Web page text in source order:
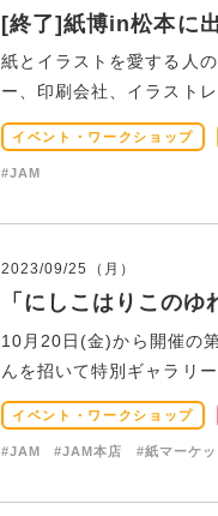
[終了]紙博in松本に
紙とイラストを愛する人
ー、印刷会社、イラスト
イベント・ワークショップ
#JAM
2023/09/25（月）
「にしこはりこの
10月20日(金)から開催の
んを招いて特別ギャラリ
イベント・ワークショップ
#JAM #JAM本店 #紙マーケッ